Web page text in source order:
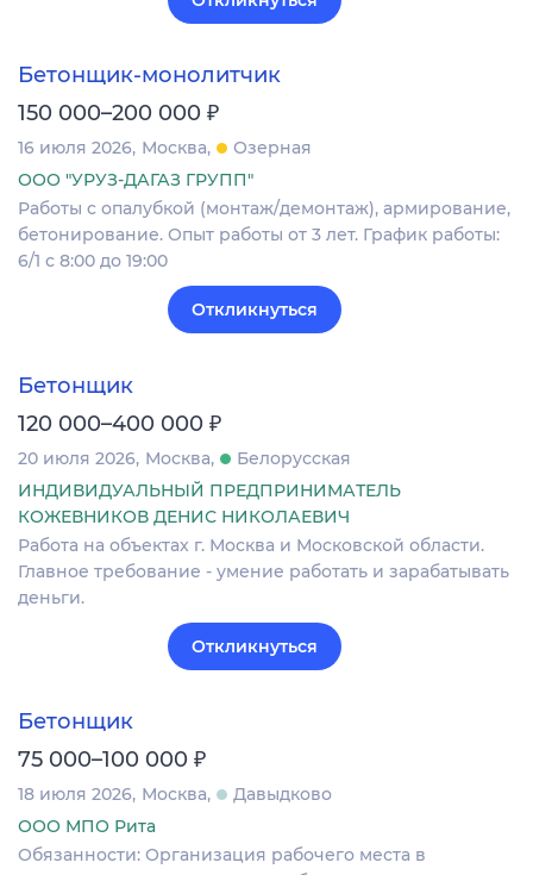
Бетонщик-монолитчик
150 000–200 000 ₽
16 июля 2026 Москва
Озерная
ООО "УРУЗ-ДАГАЗ ГРУПП"
Работы c опалубкой (монтаж/демонтаж), армирование,
бетонирование. Опыт работы от 3 лет. График работы:
6/1 с 8:00 до 19:00
Откликнуться
Бетонщик
120 000–400 000 ₽
20 июля 2026 Москва
Белорусская
ИНДИВИДУАЛЬНЫЙ ПРЕДПРИНИМАТЕЛЬ
КОЖЕВНИКОВ ДЕНИС НИКОЛАЕВИЧ
Работа на объектах г. Москва и Московской области.
Главное требование - умение работать и зарабатывать
деньги.
Откликнуться
Бетонщик
75 000–100 000 ₽
18 июля 2026 Москва
Давыдково
ООО МПО Рита
Обязанности: Организация рабочего места в